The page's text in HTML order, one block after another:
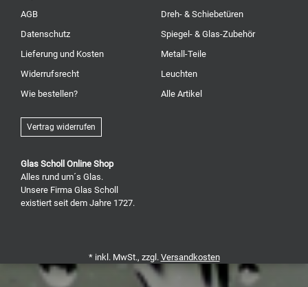
AGB
Datenschutz
Lieferung und Kosten
Widerrufsrecht
Wie bestellen?
Vertrag widerrufen
Dreh- & Schiebetüren
Spiegel- & Glas-Zubehör
Metall-Teile
Leuchten
Alle Artikel
Glas Scholl Online Shop
Alles rund um´s Glas.
Unsere Firma Glas Scholl
existiert seit dem Jahre 1727.
* inkl. MwSt., zzgl. Versandkosten